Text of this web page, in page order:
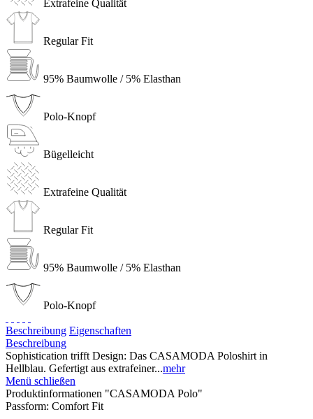
Extrafeine Qualität
Regular Fit
95% Baumwolle / 5% Elasthan
Polo-Knopf
Bügelleicht
Extrafeine Qualität
Regular Fit
95% Baumwolle / 5% Elasthan
Polo-Knopf
Beschreibung Eigenschaften
Beschreibung
Sophistication trifft Design: Das CASAMODA Poloshirt in
Hellblau. Gefertigt aus extrafeiner...mehr
Menü schließen
Produktinformationen "CASAMODA Polo"
Passform: Comfort Fit